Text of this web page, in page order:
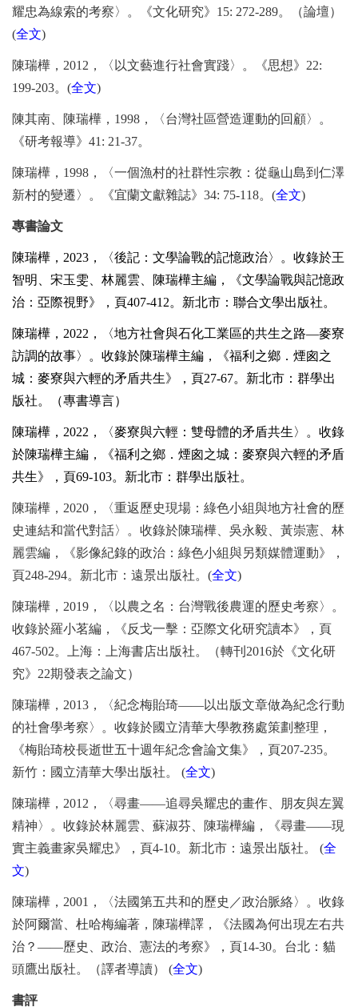
耀忠為線索的考察〉。《文化研究》 15: 272-289。（論壇）
(全文)
陳瑞樺， 2012 ，〈以文藝進行社會實踐〉。《思想》 22:
199-203。 (全文)
陳其南、陳瑞樺， 1998 ，〈台灣社區營造運動的回顧〉。
《研考報導》 41: 21-37。
陳瑞樺， 1998 ，〈一個漁村的社群性宗教：從龜山島到仁澤
新村的變遷〉。《宜蘭文獻雜誌》 34: 75-118。 (全文)
專書論文
陳瑞樺， 2023 ，〈後記：文學論戰的記憶政治〉。收錄於王
智明、宋玉雯、林麗雲、陳瑞樺主編，《文學論戰與記憶政
治：亞際視野》，頁407-412。新北市：聯合文學出版社。
陳瑞樺， 2022 ，〈地方社會與石化工業區的共生之路—麥寮
訪調的故事〉。收錄於陳瑞樺主編，《福利之鄉．煙囪之
城：麥寮與六輕的矛盾共生》，頁27-67。新北市：群學出
版社。（專書導言）
陳瑞樺， 2022 ，〈麥寮與六輕：雙母體的矛盾共生〉。收錄
於陳瑞樺主編，《福利之鄉．煙囪之城：麥寮與六輕的矛盾
共生》，頁69-103。新北市：群學出版社。
陳瑞樺， 2020 ，〈重返歷史現場：綠色小組與地方社會的歷
史連結和當代對話〉。收錄於陳瑞樺、吳永毅、黃崇憲、林
麗雲編，《影像紀錄的政治：綠色小組與另類媒體運動》，
頁248-294。新北市：遠景出版社。 (全文)
陳瑞樺， 2019 ，〈以農之名：台灣戰後農運的歷史考察〉。
收錄於羅小茗編，《反戈一擊：亞際文化研究讀本》，頁
467-502。上海：上海書店出版社。（轉刊 2016於《文化研
究》 22期發表之論文）
陳瑞樺， 2013 ，〈紀念梅貽琦——以出版文章做為紀念行動
的社會學考察〉。收錄於國立清華大學教務處策劃整理，
《梅貽琦校長逝世五十週年紀念會論文集》，頁207-235。
新竹：國立清華大學出版社。
(全文)
陳瑞樺， 2012 ，〈尋畫——追尋吳耀忠的畫作、朋友與左翼
精神〉。收錄於林麗雲、蘇淑芬、陳瑞樺編，《尋畫——現
實主義畫家吳耀忠》，頁4-10。新北市：遠景出版社。 (全
文)
陳瑞樺， 2001 ，〈法國第五共和的歷史／政治脈絡〉。收錄
於阿爾當、杜哈梅編著，陳瑞樺譯，《法國為何出現左右共
治？ ——歷史、政治、憲法的考察》，頁14-30。台北：貓
頭鷹出版社。（譯者導讀）
(全文)
書評